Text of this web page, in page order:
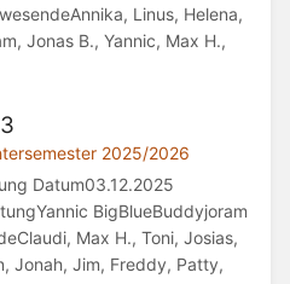
Linus, Helena,
Jonas B., Yannic, Max H.,
2025/2026
Datum03.12.2025
BigBlueBuddyjoram
Max H., Toni, Josias,
Jonah, Jim, Freddy, Patty,